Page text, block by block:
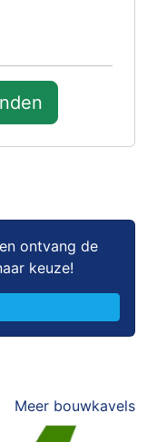
ontvang de
keuze!
Meer bouwkavels